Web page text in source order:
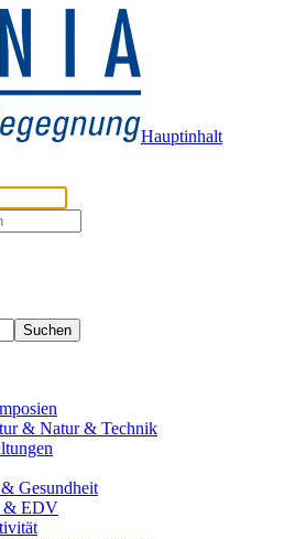
Hauptinhalt
Suchen
& Natur & Technik
Gesundheit
& EDV